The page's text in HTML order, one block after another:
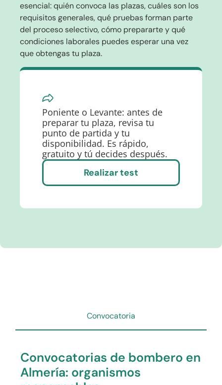
esencial: quién convoca las plazas, cuáles son los
requisitos generales, qué pruebas forman parte
del proceso selectivo, cómo prepararte y qué
condiciones laborales puedes esperar una vez
que obtengas tu plaza.
Poniente o Levante: antes de
preparar tu plaza, revisa tu
punto de partida y tu
disponibilidad. Es rápido,
gratuito y tú decides después.
Realizar test
Convocatoria
Convocatorias de bombero en
Almería: organismos